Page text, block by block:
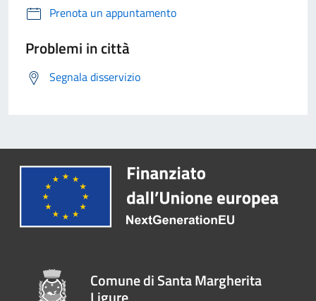
Prenota un appuntamento
Problemi in città
Segnala disservizio
Comune di Santa Margherita